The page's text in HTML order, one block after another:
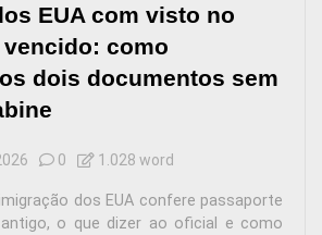
EUA com visto no
como
dois documentos sem
0 1.028 word
dos EUA confere passaporte
o que dizer ao oficial e como